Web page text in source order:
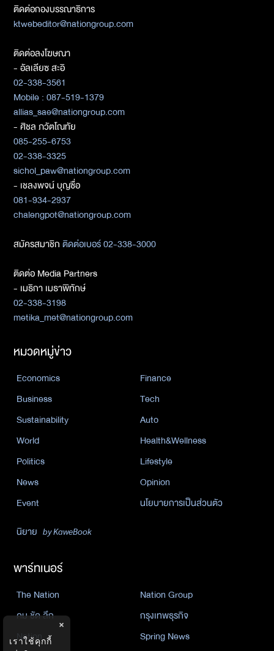
ติดต่อกองบรรณาธิการ
ktwebeditor@nationgroup.com
ติดต่อลงโฆษณา
- อัลเลียซ สะอิ
02-338-3561
Mobile : 087-519-1379
allias_sae@nationgroup.com
- ศิชล ภวัตโณทัย
085-255-6753
02-338-3325
sichol_paw@nationgroup.com
- เชลงพจน์ บุญซื่อ
081-934-2937
chalengpot@nationgroup.com
สมัครสมาชิกติดต่อเบอร์ 02-338-3000
ติดต่อ Media Partners
- เมธิกา เมธาพิทักษ์
02-338-3198
metika_met@nationgroup.com
หมวดหมู่ข่าว
Economics
Finance
Business
Tech
Sustainability
Auto
World
Health&Wellness
Politics
Lifestyle
News
Opinion
Event
นโยบายการเป็นส่วนตัว
นิยาย by KaweBook
พาร์ทเนอร์
The Nation
Nation Group
คม ชัด ลึก
กรุงเทพธุรกิจ
Nation
Spring News
×
เราใช้คุกกี้